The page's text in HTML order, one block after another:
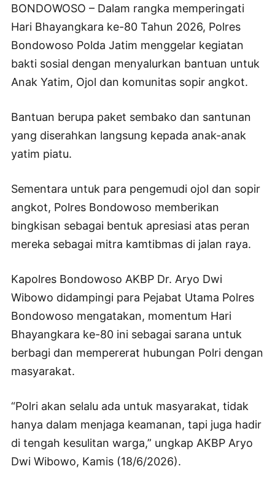
BONDOWOSO – Dalam rangka memperingati
Hari Bhayangkara ke-80 Tahun 2026, Polres
Bondowoso Polda Jatim menggelar kegiatan
bakti sosial dengan menyalurkan bantuan untuk
Anak Yatim, Ojol dan komunitas sopir angkot.
Bantuan berupa paket sembako dan santunan
yang diserahkan langsung kepada anak-anak
yatim piatu.
Sementara untuk para pengemudi ojol dan sopir
angkot, Polres Bondowoso memberikan
bingkisan sebagai bentuk apresiasi atas peran
mereka sebagai mitra kamtibmas di jalan raya.
Kapolres Bondowoso AKBP Dr. Aryo Dwi
Wibowo didampingi para Pejabat Utama Polres
Bondowoso mengatakan, momentum Hari
Bhayangkara ke-80 ini sebagai sarana untuk
berbagi dan mempererat hubungan Polri dengan
masyarakat.
“Polri akan selalu ada untuk masyarakat, tidak
hanya dalam menjaga keamanan, tapi juga hadir
di tengah kesulitan warga,” ungkap AKBP Aryo
Dwi Wibowo, Kamis (18/6/2026).